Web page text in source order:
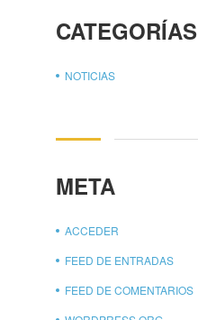
CATEGORÍAS
NOTICIAS
META
ACCEDER
FEED DE ENTRADAS
FEED DE COMENTARIOS